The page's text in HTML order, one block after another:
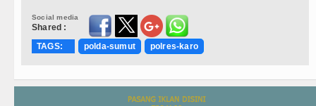
Social media
Shared :
TAGS:
polda-sumut polres-karo